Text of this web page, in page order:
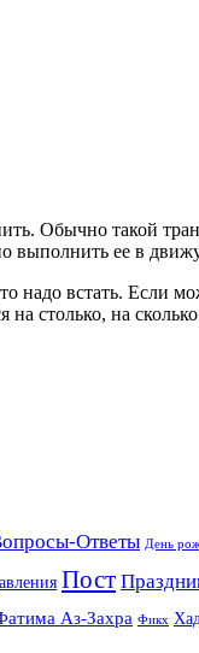
Обычно такой
ее в
надо встать.
столько, на
Ответы День
Пост
Аз-Захра Фикх